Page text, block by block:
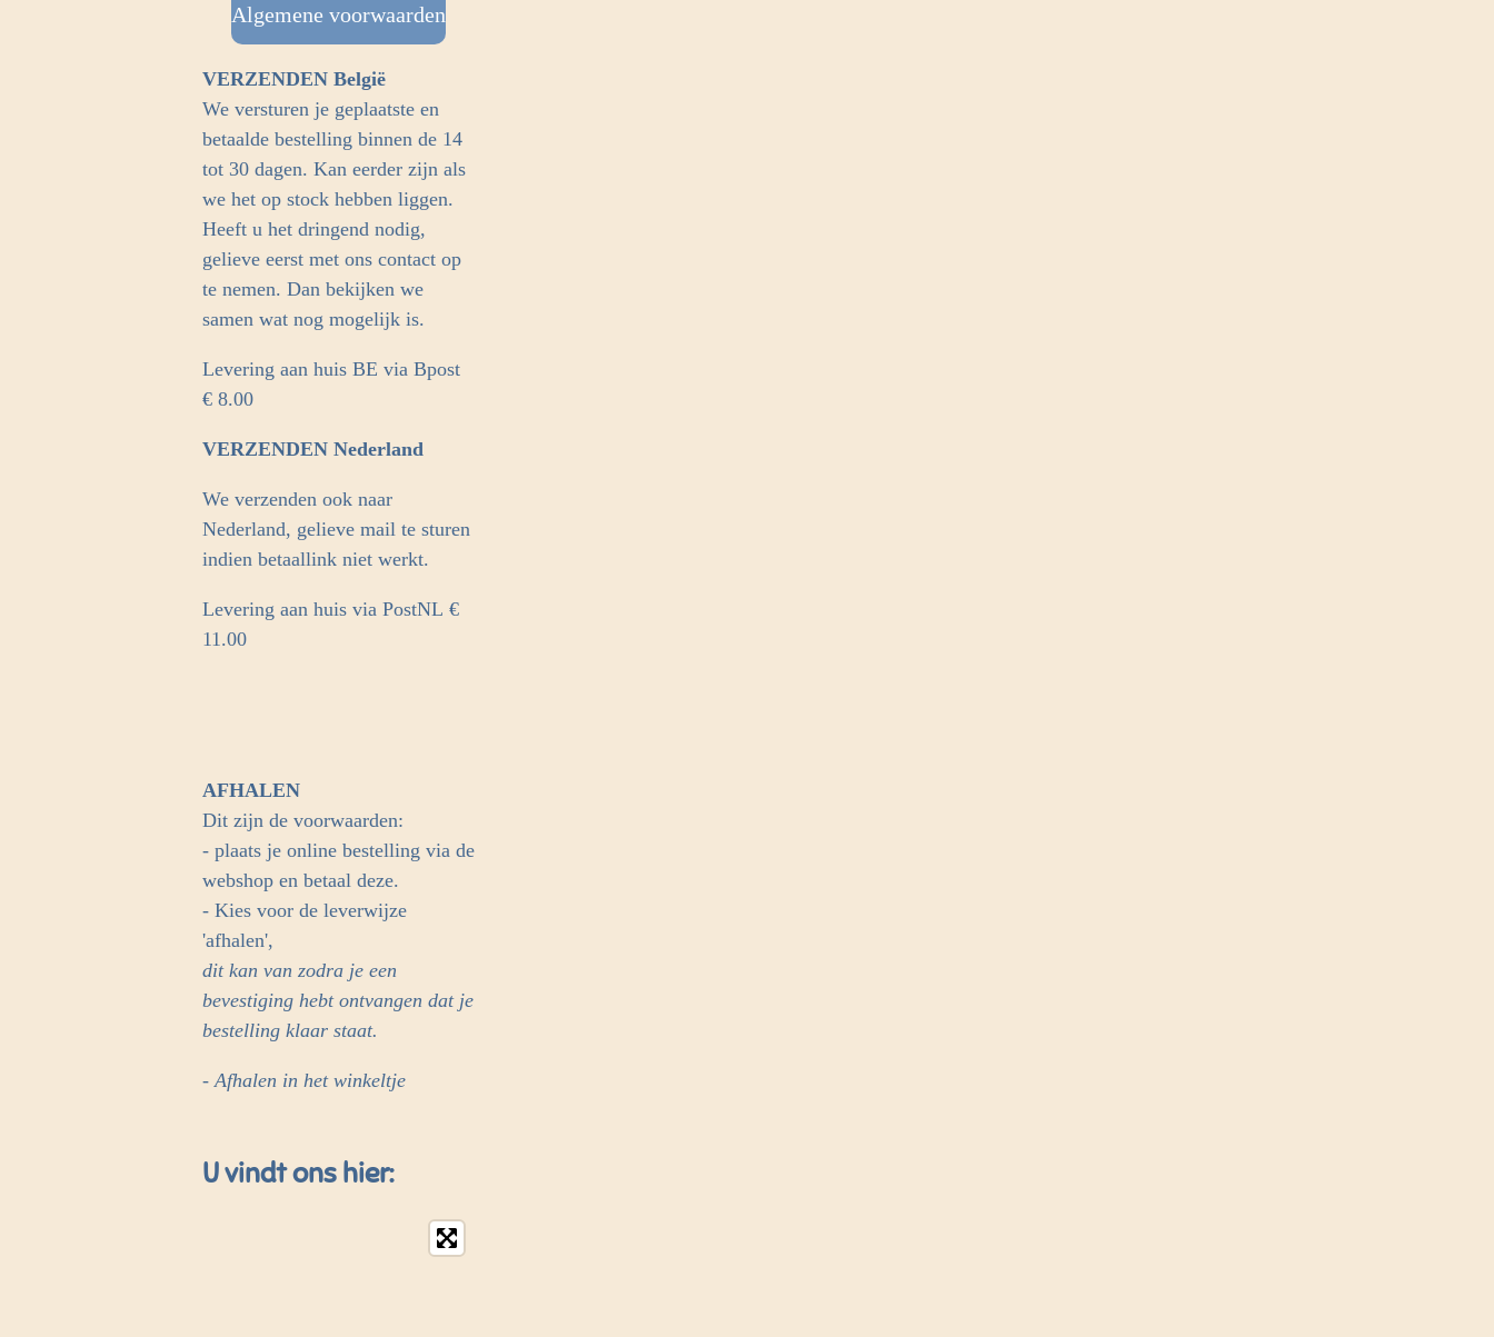
b
o
o
a
g
r
m
Algemene voorwaarden
VERZENDEN België
We versturen je geplaatste en
betaalde bestelling binnen de 14
tot 30 dagen. Kan eerder zijn als
we het op stock hebben liggen.
Heeft u het dringend nodig,
gelieve eerst met ons contact op
te nemen. Dan bekijken we
samen wat nog mogelijk is.
Levering aan huis BE via Bpost
€ 8.00
VERZENDEN Nederland
We verzenden ook naar
Nederland, gelieve mail te sturen
indien betaallink niet werkt.
Levering aan huis via PostNL €
11.00
AFHALEN
Dit zijn de voorwaarden:
- plaats je online bestelling via de
webshop en betaal deze.
- Kies voor de leverwijze
'afhalen',
dit kan van zodra je een
bevestiging hebt ontvangen dat je
bestelling klaar staat.
- Afhalen in het winkeltje
U vindt ons hier: